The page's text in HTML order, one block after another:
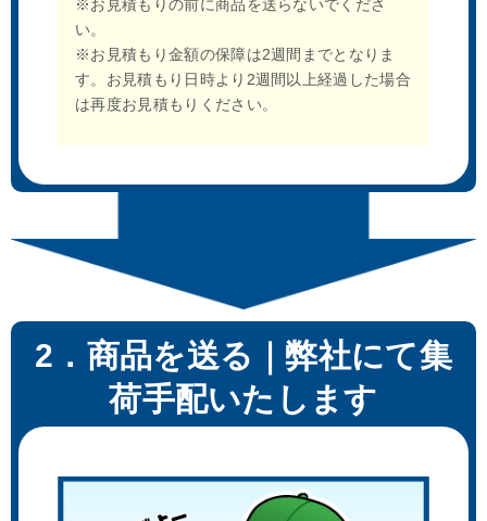
※お見積もりの前に商品を送らないでくださ
い。
※お見積もり金額の保障は2週間までとなりま
す。お見積もり日時より2週間以上経過した場合
は再度お見積もりください。
2．商品を送る｜弊社にて集
荷手配いたします